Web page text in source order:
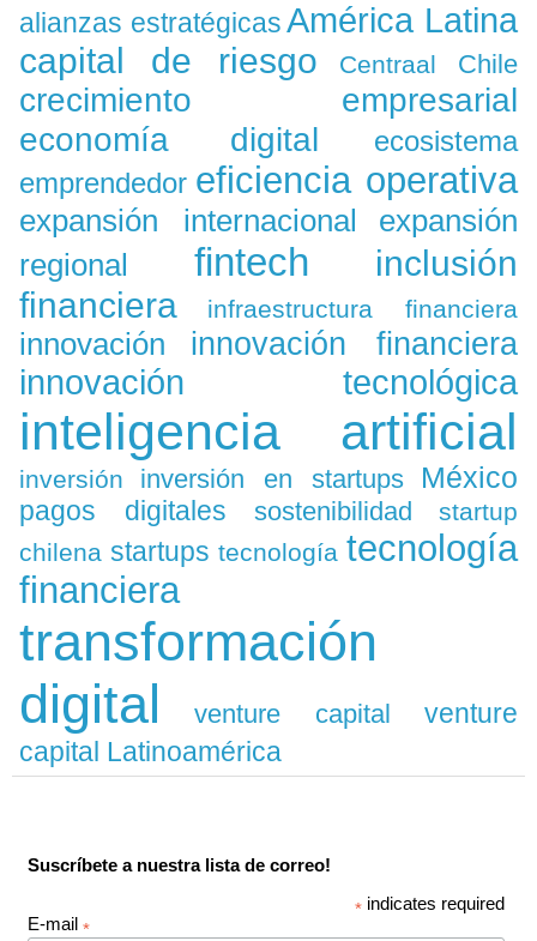
alianzas estratégicas América Latina
capital de riesgo Centraal Chile
crecimiento empresarial
economía digital
ecosistema
emprendedor eficiencia operativa
expansión internacional
expansión
regional
fintech
inclusión
financiera
infraestructura financiera
innovación innovación financiera
innovación tecnológica
inteligencia artificial
inversión inversión en startups México
pagos digitales sostenibilidad
startup
chilena startups tecnología tecnología
financiera
transformación
digital
venture capital
venture
capital Latinoamérica
Suscríbete a nuestra lista de correo!
* indicates required
E-mail *